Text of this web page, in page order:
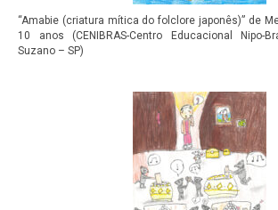
“Amabie (criatura mítica do folclore japonês)” de
10 anos (CENIBRAS-Centro Educacional Nipo-
Suzano – SP)